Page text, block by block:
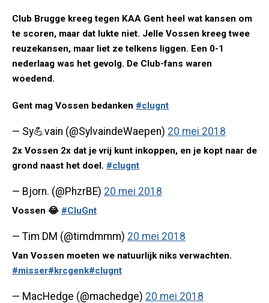
Club Brugge kreeg tegen KAA Gent heel wat kansen om
te scoren, maar dat lukte niet. Jelle Vossen kreeg twee
reuzekansen, maar liet ze telkens liggen. Een 0-1
nederlaag was het gevolg. De Club-fans waren
woedend.
Gent mag Vossen bedanken #clugnt
— Sy💪vain (@SylvaindeWaepen) 20 mei 2018
2x Vossen 2x dat je vrij kunt inkoppen, en je kopt naar de
grond naast het doel. #clugnt
— Bjorn. (@PhzrBE) 20 mei 2018
Vossen 😂 #CluGnt
— Tim DM (@timdmmm) 20 mei 2018
Van Vossen moeten we natuurlijk niks verwachten.
#misser#krcgenk#clugnt
— MacHedge (@machedge) 20 mei 2018